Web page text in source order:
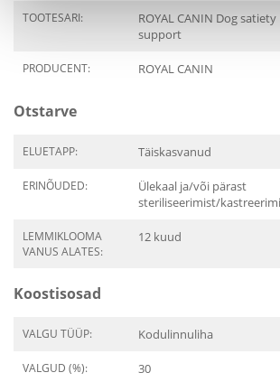
TOOTESARI:
ROYAL CANIN Dog satiety
support
PRODUCENT: ROYAL CANIN
Otstarve
ELUETAPP: Täiskasvanud
ERINÕUDED:
Ülekaal ja/või pärast
steriliseerimist/
LEMMIKLOOMA
VANUS ALATES:
12 kuud
Koostisosad
VALGU TÜÜP: Kodulinnuliha
VALGUD (%): 30